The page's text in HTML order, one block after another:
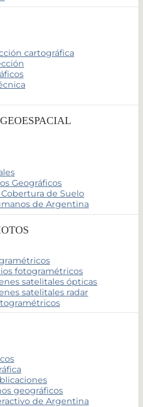
cartográfica
Geográficos
de Suelo
de Argentina
fotogramétricos
satelitales ópticas
satelitales radar
geográficos
de Argentina